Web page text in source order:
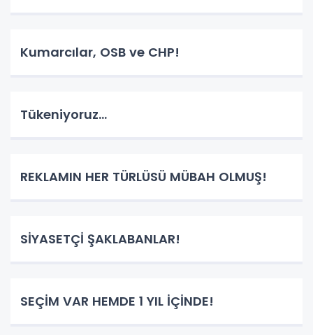
Kumarcılar, OSB ve CHP!
Tükeniyoruz...
REKLAMIN HER TÜRLÜSÜ MÜBAH OLMUŞ!
SİYASETÇİ ŞAKLABANLAR!
SEÇİM VAR HEMDE 1 YIL İÇİNDE!